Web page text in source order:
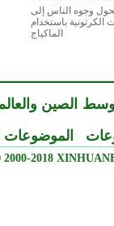
وجوه الناس إلى
الكرتونية باستخدام
الماكياج
الصين
الموضوعات
2018